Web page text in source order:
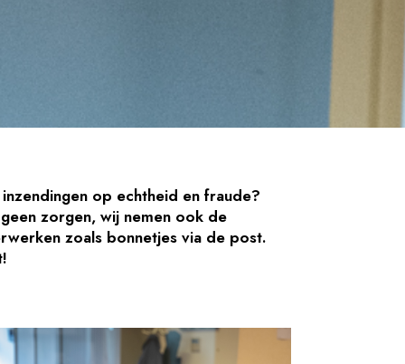
op echtheid en fraude?
zorgen, wij nemen ook de
zoals bonnetjes via de post.